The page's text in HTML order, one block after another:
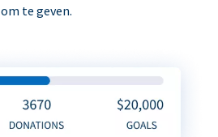
om te geven.